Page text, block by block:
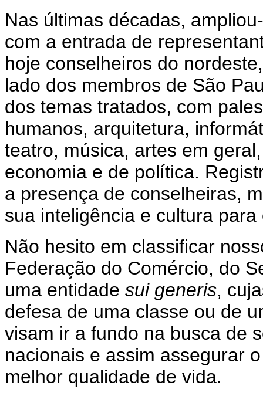
Nas últimas décadas,
com a entrada de
hoje conselheiros do
lado dos membros de São
dos temas tratados, com
humanos, arquitetura,
teatro, música, artes em
economia e de política.
a presença de conselheiras,
sua inteligência e cultura
Não hesito em classificar
Federação do Comércio, do
uma entidade sui generis,
defesa de uma classe ou de
visam ir a fundo na busca de
nacionais e assim assegurar
melhor qualidade de vida.